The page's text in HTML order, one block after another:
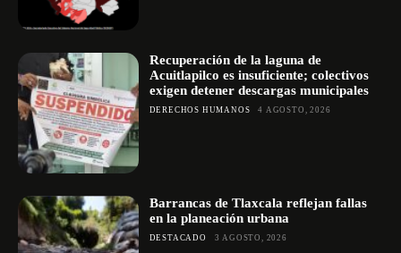
Recuperación de la laguna de
Acuitlapilco es insuficiente; colectivos
exigen detener descargas municipales
DERECHOS HUMANOS 4 AGOSTO, 2026
Barrancas de Tlaxcala reflejan fallas
en la planeación urbana
DESTACADO 3 AGOSTO, 2026